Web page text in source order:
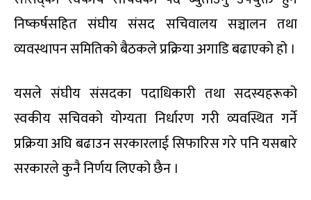
निष्कर्षसहित संघीय संसद सचिवालय सञ्चालन तथा
व्यवस्थापन समितिको बैठकले प्रक्रिया अगाडि बढाएको हो ।
यसले संघीय संसदका पदाधिकारी तथा सदस्यहरूको
स्वकीय सचिवको योग्यता निर्धारण गरी व्यवस्थित गर्ने
प्रक्रिया अघि बढाउन सरकारलाई सिफारिस गरे पनि यसबारे
सरकारले कुनै निर्णय लिएको छैन ।